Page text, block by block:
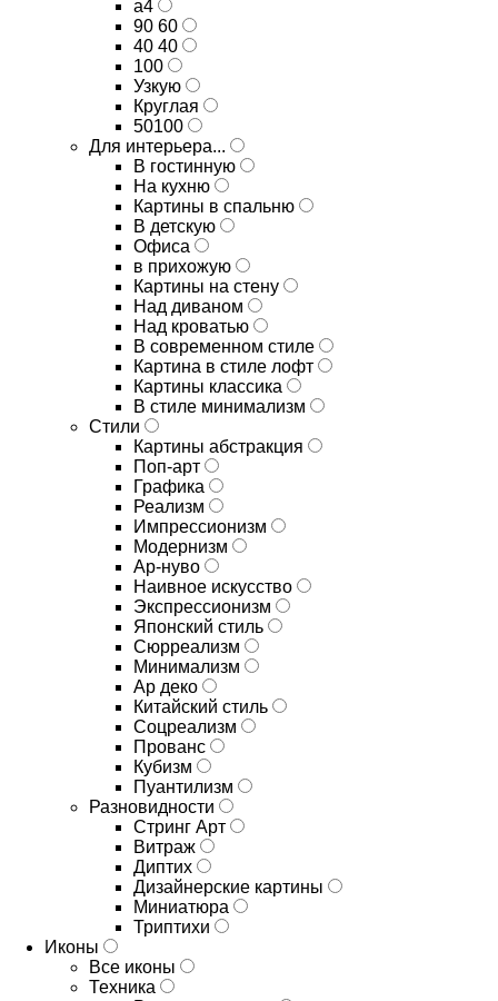
а4
90 60
40 40
100
Узкую
Круглая
50100
Для интерьера...
В гостинную
На кухню
Картины в спальню
В детскую
Офиса
в прихожую
Картины на стену
Над диваном
Над кроватью
В современном стиле
Картина в стиле лофт
Картины классика
В стиле минимализм
Стили
Картины абстракция
Поп-арт
Графика
Реализм
Импрессионизм
Модернизм
Ар-нуво
Наивное искусство
Экспрессионизм
Японский стиль
Сюрреализм
Минимализм
Ар деко
Китайский стиль
Соцреализм
Прованс
Кубизм
Пуантилизм
Разновидности
Стринг Арт
Витраж
Диптих
Дизайнерские картины
Миниатюра
Триптихи
Иконы
Все иконы
Техника